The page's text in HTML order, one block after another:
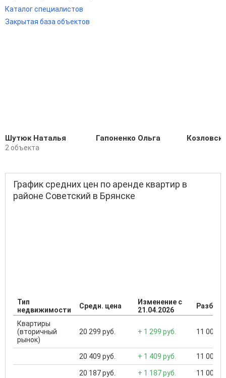
Каталог специалистов
Закрытая база объектов
Шутюк Наталья
2 объекта
Гапоненко Ольга
График средних цен по аренде квартир в
районе Советский в Брянске
Тип
недвижимости
Средн. цена
Изменение с
21.04.2026
Квартиры
(вторичный
рынок)
20 299 руб. + 1 299 руб. 11 000
20 409 руб. + 1 409 руб. 11 000
20 187 руб. + 1 187 руб. 11 000